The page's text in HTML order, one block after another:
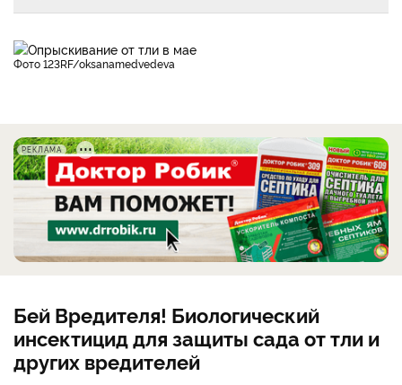
фото 123RF/oksanamedvedeva
РЕКЛАМА
Бей Вредителя! Биологический
инсектицид для защиты сада от тли и
других вредителей